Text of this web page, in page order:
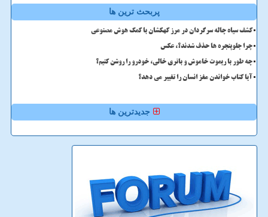
پربحث ترین ها
کشف سیاه چاله سرگردان در مرز کهکشان با کمک هوش مصنوعی
چرا جلوپنجره ها حذف شدند؟، عکس
چه طور با ریموت خاموش و باتری خالی، خودرو را روشن کنیم؟
آیا کتاب خواندن مغز انسان را تغییر می دهد؟
جدیدترین ها